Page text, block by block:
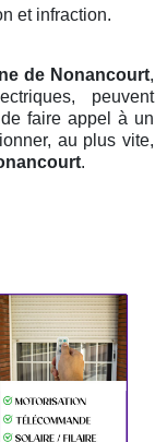
et infraction.
de Nonancourt,
peuvent
faire appel à un
au plus vite,
.